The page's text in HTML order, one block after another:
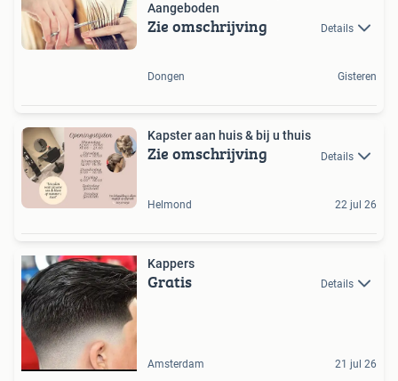
Aangeboden
Zie omschrijving Details
Dongen Gisteren
Kapster aan huis & bij u thuis
Zie omschrijving Details
Helmond 22 jul 26
Kappers
Gratis Details
Amsterdam 21 jul 26